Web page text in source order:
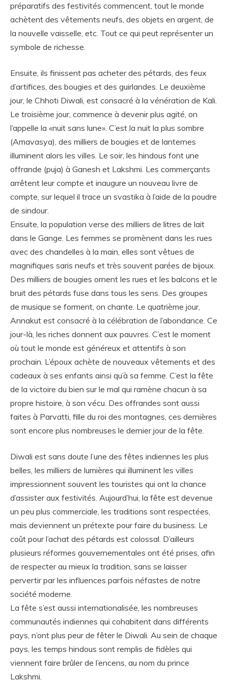
préparatifs des festivités commencent, tout le monde
achètent des vêtements neufs, des objets en argent, de
la nouvelle vaisselle, etc. Tout ce qui peut représenter un
symbole de richesse.
Ensuite, ils finissent pas acheter des pétards, des feux
d’artifices, des bougies et des guirlandes. Le deuxième
jour, le Chhoti Diwali, est consacré à la vénération de Kali.
Le troisième jour, commence à devenir plus agité, on
l’appelle la «nuit sans lune». C’est la nuit la plus sombre
(Amavasya), des milliers de bougies et de lanternes
illuminent alors les villes. Le soir, les hindous font une
offrande (puja) à Ganesh et Lakshmi. Les commerçants
arrêtent leur compte et inaugure un nouveau livre de
compte, sur lequel il trace un svastika à l’aide de la poudre
de sindour.
Ensuite, la population verse des milliers de litres de lait
dans le Gange. Les femmes se promènent dans les rues
avec des chandelles à la main, elles sont vêtues de
magnifiques saris neufs et très souvent parées de bijoux.
Des milliers de bougies ornent les rues et les balcons et le
bruit des pétards fuse dans tous les sens. Des groupes
de musique se forment, on chante. Le quatrième jour,
Annakut est consacré à la célébration de l’abondance. Ce
jour-là, les riches donnent aux pauvres. C’est le moment
où tout le monde est généreux et attentifs à son
prochain. L’époux achète de nouveaux vêtements et des
cadeaux à ses enfants ainsi qu’à sa femme. C’est la fête
de la victoire du bien sur le mal qui ramène chacun à sa
propre histoire, à son vécu. Des offrandes sont aussi
faites à Parvatti, fille du roi des montagnes, ces dernières
sont encore plus nombreuses le dernier jour de la fête.
Diwali est sans doute l’une des fêtes indiennes les plus
belles, les milliers de lumières qui illuminent les villes
impressionnent souvent les touristes qui ont la chance
d’assister aux festivités. Aujourd’hui, la fête est devenue
un peu plus commerciale, les traditions sont respectées,
mais deviennent un prétexte pour faire du business. Le
coût pour l’achat des pétards est colossal. D’ailleurs
plusieurs réformes gouvernementales ont été prises, afin
de respecter au mieux la tradition, sans se laisser
pervertir par les influences parfois néfastes de notre
société moderne.
La fête s’est aussi internationalisée, les nombreuses
communautés indiennes qui cohabitent dans différents
pays, n’ont plus peur de fêter le Diwali. Au sein de chaque
pays, les temps hindous sont remplis de fidèles qui
viennent faire brûler de l’encens, au nom du prince
Lakshmi.